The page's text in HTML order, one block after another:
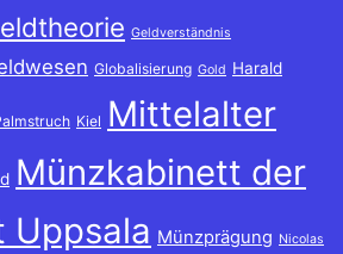
Geldverständnis
Globalisierung Gold Harald
Kiel Mittelalter
Münzkabinett der
Uppsala Münzprägung Nicolas